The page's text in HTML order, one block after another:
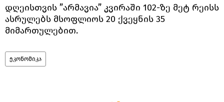
დღეისთვის ”არმავია” კვირაში 102-ზე მეტ რეისს
ასრულებს მსოფლიოს 20 ქვეყნის 35
მიმართულებით.
ეკონომიკა